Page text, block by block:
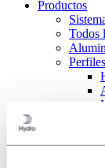
Productos
Todos